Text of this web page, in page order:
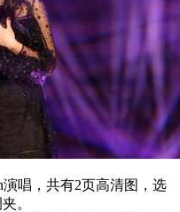
唱，共有2页高清图，选
。